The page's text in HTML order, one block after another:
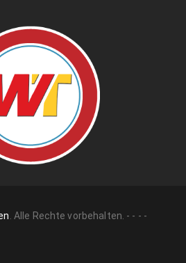
. Alle Rechte vorbehalten. - - - -